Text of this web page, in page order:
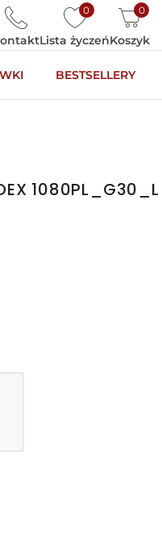
0
Lista życzeń
0
Koszyk
BESTSELLERY
1080PL_G30_L